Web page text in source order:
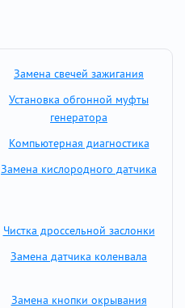
Замена свечей зажигания
Установка обгонной муфты
генератора
Компьютерная диагностика
Замена кислородного датчика
Чистка дроссельной заслонки
Замена датчика коленвала
Замена кнопки окрывания